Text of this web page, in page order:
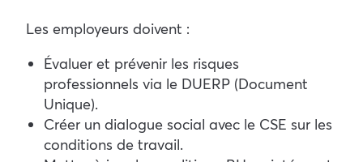
Les employeurs doivent :
Évaluer et prévenir les risques
professionnels via le DUERP (Document
Unique).
Créer un dialogue social avec le CSE sur les
conditions de travail.